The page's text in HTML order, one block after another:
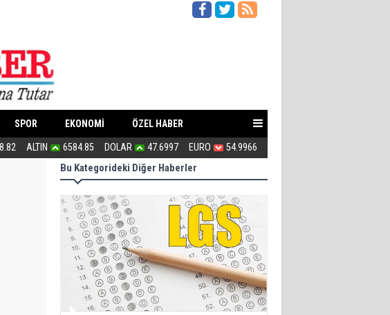
SPOR EKONOMİ ÖZEL HABER
kaos yaşanır
ALTIN 6584.85 DOLAR 47.6997 EURO 54.9966
Bu Kategorideki Diğer Haberler